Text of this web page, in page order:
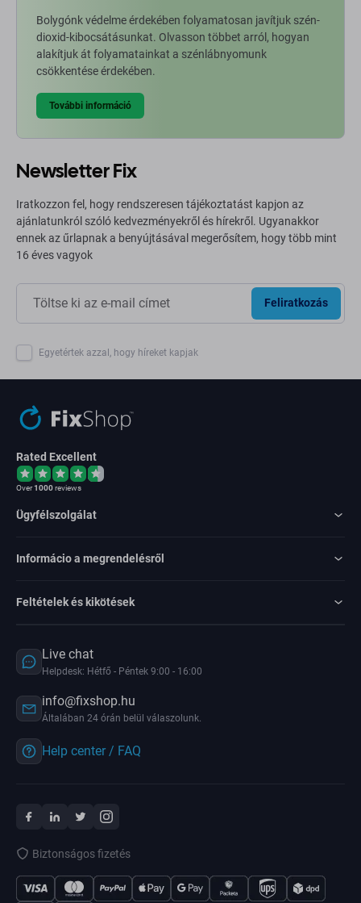
Bolygónk védelme érdekében folyamatosan javítjuk szén-
dioxid-kibocsátásunkat. Olvasson többet arról, hogyan
alakítjuk át folyamatainkat a szénlábnyomunk
csökkentése érdekében.
További információ
Newsletter Fix
Iratkozzon fel, hogy rendszeresen tájékoztatást kapjon az
ajánlatunkról szóló kedvezményekről és hírekről. Ugyanakkor
ennek az űrlapnak a benyújtásával megerősítem, hogy több mint
16 éves vagyok
Feliratkozás
Egyetértek azzal, hogy híreket kapjak
Rated Excellent
Over1000reviews
Ügyfélszolgálat
Informácio a megrendelésről
Feltételek és kikötések
Live chat
Helpdesk: Hétfő - Péntek 9:00 - 16:00
info@fixshop.hu
Általában 24 órán belül válaszolunk.
Help center / FAQ
Biztonságos fizetés